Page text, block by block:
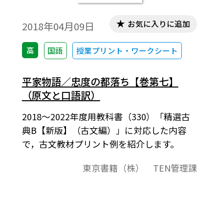
2018年04月09日
高 国語 授業プリント・ワークシート
お気に入りに追加
平家物語／忠度の都落ち【巻第七】
（原文と口語訳）
2018～2022年度用教科書（330）「精選古
典B【新版】（古文編）」に対応した内容
で，古文教材プリント例を紹介します。
東京書籍（株） TEN管理課